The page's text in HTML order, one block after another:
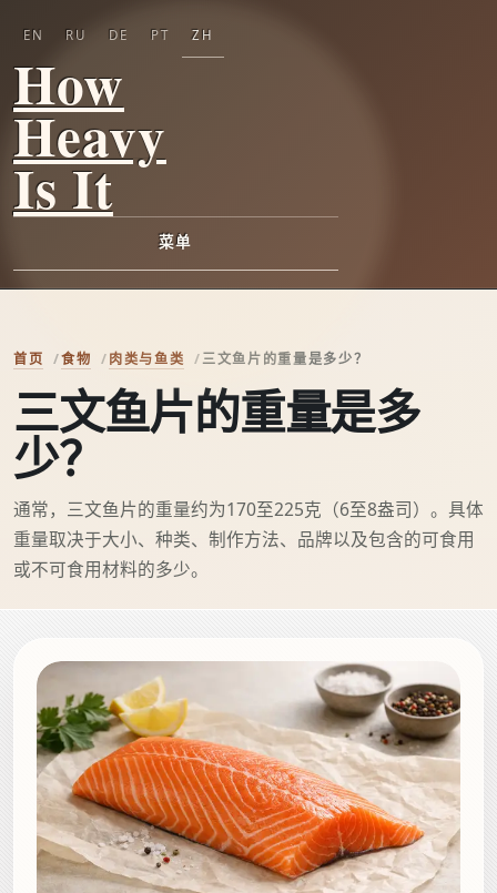
How
Heavy
Is It
菜单
EN RU DE PT ZH
首页 食物 肉类与鱼类 三文鱼片的重量是多少？
三文鱼片的重量是多
少？
通常，三文鱼片的重量约为170至225克（6至8盎司）。具体
重量取决于大小、种类、制作方法、品牌以及包含的可食用
或不可食用材料的多少。